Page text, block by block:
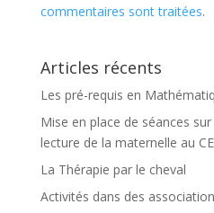
commentaires sont traitées.
Articles récents
Les pré-requis en
Mise en place de séances
lecture de la maternelle au
La Thérapie par le cheval
Activités dans des